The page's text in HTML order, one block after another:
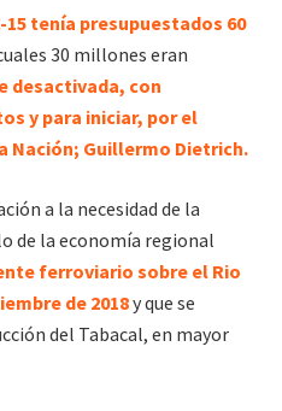
tenía presupuestados 60
30 millones eran
desactivada, con
y para iniciar, por el
Nación; Guillermo Dietrich.
a la necesidad de la
de la economía regional
ferroviario sobre el Rio
de 2018y que se
del Tabacal, en mayor